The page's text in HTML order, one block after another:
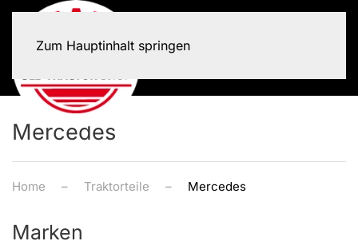
Zum Hauptinhalt springen
Mercedes
Home Traktorteile Mercedes
Marken